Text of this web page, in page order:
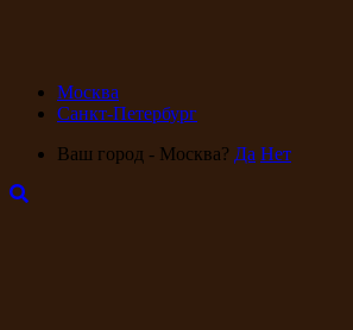
Москва
Санкт-Петербург
Ваш город - Москва? Да Нет